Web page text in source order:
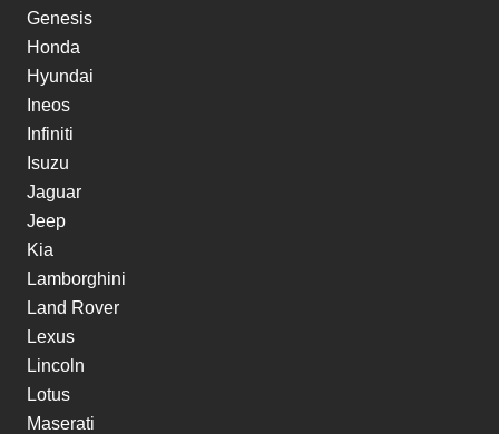
Genesis
Honda
Hyundai
Ineos
Infiniti
Isuzu
Jaguar
Jeep
Kia
Lamborghini
Land Rover
Lexus
Lincoln
Lotus
Maserati